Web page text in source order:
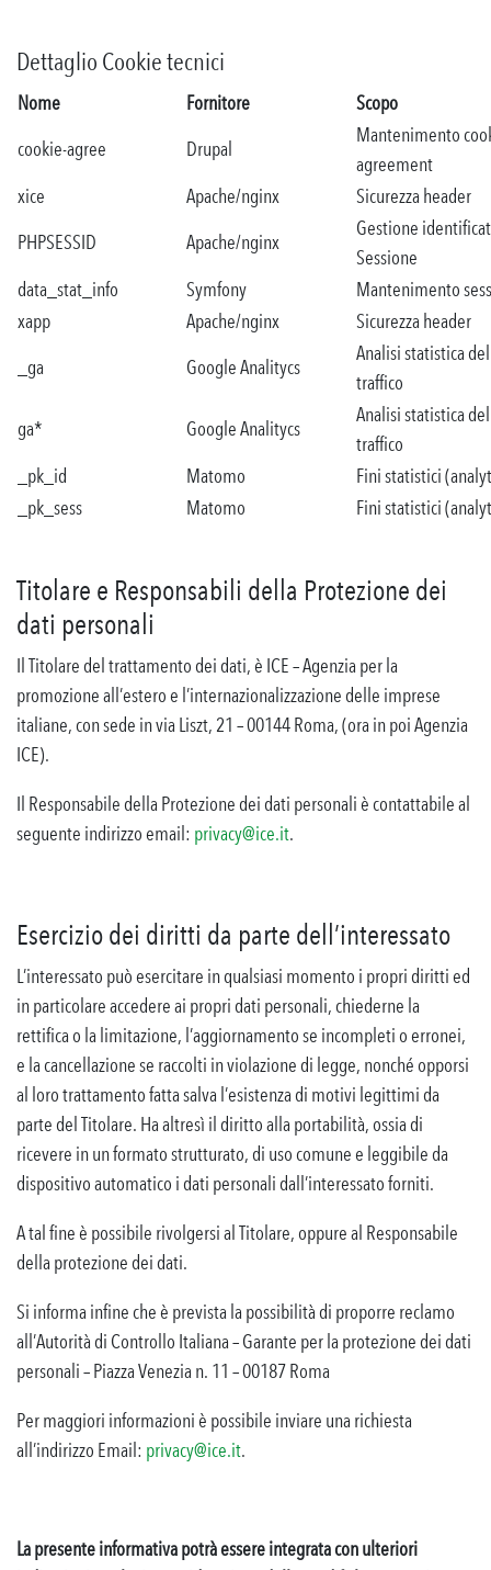
Dettaglio Cookie tecnici
Nome Fornitore
Scopo
cookie-agree
Drupal
Mantenimento
agreement
xice
Apache/nginx
Sicurezza header
PHPSESSID
Apache/nginx
Gestione
Sessione
data_stat_info
Symfony
Mantenimento
xapp
Apache/nginx
Sicurezza header
_ga
Google Analitycs
Analisi statistica del
traffico
ga*
Google Analitycs
Analisi statistica del
traffico
_pk_id
Matomo
Fini statistici
_pk_sess
Matomo Fini statistici
Titolare e Responsabili della Protezione dei
dati personali
Il Titolare del trattamento dei dati, è ICE – Agenzia per la
promozione all’estero e l’internazionalizzazione delle imprese
italiane, con sede in via Liszt, 21 – 00144 Roma, (ora in poi Agenzia
ICE).
Il Responsabile della Protezione dei dati personali è contattabile al
seguente indirizzo email: privacy@ice.it.
Esercizio dei diritti da parte dell’interessato
L’interessato può esercitare in qualsiasi momento i propri diritti ed
in particolare accedere ai propri dati personali, chiederne la
rettifica o la limitazione, l’aggiornamento se incompleti o erronei,
e la cancellazione se raccolti in violazione di legge, nonché opporsi
al loro trattamento fatta salva l’esistenza di motivi legittimi da
parte del Titolare. Ha altresì il diritto alla portabilità, ossia di
ricevere in un formato strutturato, di uso comune e leggibile da
dispositivo automatico i dati personali dall’interessato forniti.
A tal fine è possibile rivolgersi al Titolare, oppure al Responsabile
della protezione dei dati.
Si informa infine che è prevista la possibilità di proporre reclamo
all’Autorità di Controllo Italiana – Garante per la protezione dei dati
personali – Piazza Venezia n. 11 – 00187 Roma
Per maggiori informazioni è possibile inviare una richiesta
all’indirizzo Email: privacy@ice.it.
La presente informativa potrà essere integrata con ulteriori